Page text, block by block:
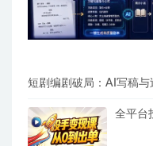
短剧编剧破局：AI写稿
全平台